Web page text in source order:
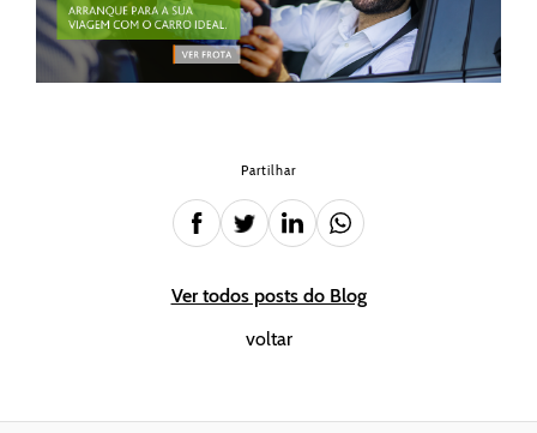
Partilhar
Ver todos posts do Blog
voltar